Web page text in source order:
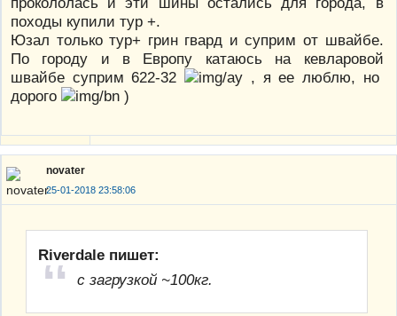
походы купили тур +.
Юзал только тур+ грин гвард и суприм от швайбе.
По городу и в Европу катаюсь на кевларовой
швайбе суприм 622-32
, я ее люблю, но
дорого
)
novater
25-01-2018 23:58:06
Riverdale пишет:
с загрузкой ~100кг.